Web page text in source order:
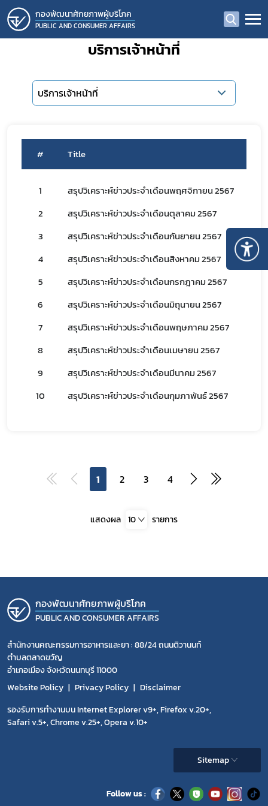
กองพัฒนาศักยภาพผู้บริโภค
PUBLIC AND CONSUMER AFFAIRS
บริการเจ้าหน้าที่
บริการเจ้าหน้าที่
# Title
1
สรุปวิเคราะห์ข่าวประจำเดือนพฤศจิกายน 2567
2
สรุปวิเคราะห์ข่าวประจำเดือนตุลาคม 2567
3
สรุปวิเคราะห์ข่าวประจำเดือนกันยายน 2567
4
สรุปวิเคราะห์ข่าวประจำเดือนสิงหาคม 2567
5
สรุปวิเคราะห์ข่าวประจำเดือนกรกฎาคม 2567
6
สรุปวิเคราะห์ข่าวประจำเดือนมิถุนายน 2567
7
สรุปวิเคราะห์ข่าวประจำเดือนพฤษภาคม 2567
8
สรุปวิเคราะห์ข่าวประจำเดือนเมษายน 2567
9
สรุปวิเคราะห์ข่าวประจำเดือนมีนาคม 2567
10
สรุปวิเคราะห์ข่าวประจำเดือนกุมภาพันธ์ 2567
1 2 3 4
แสดงผล 10 รายการ
กองพัฒนาศักยภาพผู้บริโภค
PUBLIC AND CONSUMER AFFAIRS
สำนักงานคณะกรรมการอาหารและยา : 88/24 ถนนติวานนท์
ตำบลตลาดขวัญ
อำเภอเมือง จังหวัดนนทบุรี 11000
Website Policy
Privacy Policy
Disclaimer
รองรับการทำงานบน Internet Explorer v9+, Firefox v.20+,
Safari v.5+, Chrome v.25+, Opera v.10+
Sitemap
Follow us :